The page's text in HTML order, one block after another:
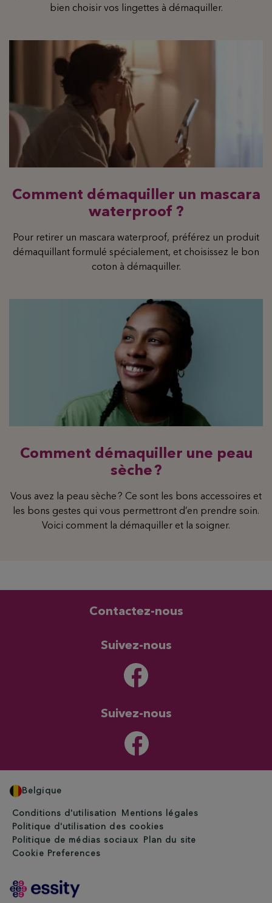
bien choisir vos lingettes à démaquiller.
Comment démaquiller un mascara
waterproof ?
Pour retirer un mascara waterproof, préférez un produit
démaquillant formulé spécialement, et choisissez le bon
coton à démaquiller.
Comment démaquiller une peau
sèche ?
Vous avez la peau sèche ? Ce sont les bons accessoires et
les bons gestes qui vous permettront d’en prendre soin.
Voici comment la démaquiller et la soigner.
Contactez-nous
Suivez-nous
Suivez-nous
Belgique
Conditions d'utilisation
Mentions légales
Politique d'utilisation des cookies
Politique de médias sociaux
Plan du site
Cookie Preferences